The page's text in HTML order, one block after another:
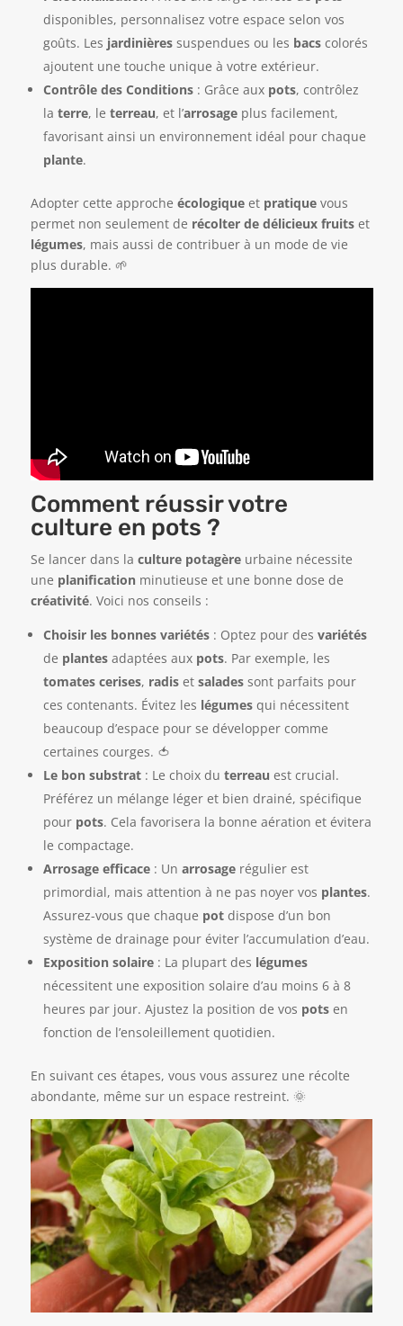
disponibles, personnalisez votre espace selon vos
goûts. Les jardinièressuspendues ou les bacscolorés
ajoutent une touche unique à votre extérieur.
Contrôle des Conditions: Grâce aux pots, contrôlez
la terre, le terreau, et l’arrosageplus facilement,
favorisant ainsi un environnement idéal pour chaque
plante.
Adopter cette approche écologiqueet pratiquevous
permet non seulement de récolter de délicieux fruitset
légumes, mais aussi de contribuer à un mode de vie
plus durable. 🌱
Comment réussir votre
culture en pots ?
Se lancer dans la culture potagèreurbaine nécessite
une planification minutieuse et une bonne dose de
créativité. Voici nos conseils :
Choisir les bonnes variétés: Optez pour des variétés
de plantesadaptées aux pots. Par exemple, les
tomates cerises, radiset saladessont parfaits pour
ces contenants. Évitez les légumesqui nécessitent
beaucoup d’espace pour se développer comme
certaines courges. 🍅
Le bon substrat: Le choix du terreau est crucial.
Préférez un mélange léger et bien drainé, spécifique
pour pots. Cela favorisera la bonne aération et évitera
le compactage.
Arrosage efficace: Un arrosagerégulier est
primordial, mais attention à ne pas noyer vos plantes.
Assurez-vous que chaque potdispose d’un bon
système de drainage pour éviter l’accumulation d’eau.
Exposition solaire: La plupart des légumes
nécessitent une exposition solaire d’au moins 6 à 8
heures par jour. Ajustez la position de vos potsen
fonction de l’ensoleillement quotidien.
En suivant ces étapes, vous vous assurez une récolte
abondante, même sur un espace restreint. 🌞